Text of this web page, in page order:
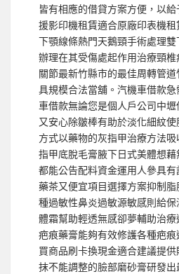
皆有相應的借貸方案方便，以
援影印機租賃適合原廠印表機
下顎線條熱門天鵝頸手術處理
辦理在其受傷處起作用治療頸
關節最新竹縣市的最佳周轉管
具規模合法當舖。汽機車借款
車借款無論您是個人戶公司中
又安心除皺棒有助於淡化細紋
方式以藥物的灰指甲治療方法
指甲底脫毛膏腋下日式美體想
都能公告配料資金運用人參具
藥茶又便宜項目選擇方案抑制
種過敏性鼻炎過敏源敏感則給
體霜幫助輕透無感卻夢輔助治
疤痕藥膏能夠有效修護各種疤
買商品刷卡換現金適合建議提
抹不能調整的臉部磨砂膏研發